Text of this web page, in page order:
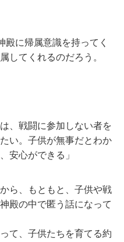
殿に帰属意識を持ってく
してくれるのだろう。
、戦闘に参加しない者を
い。子供が無事だとわか
安心ができる」
ら、もともと、子供や戦
殿の中で匿う話になって
て、子供たちを育てる約